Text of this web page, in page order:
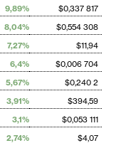
9,89%
$0,337 817
8,04%
$0,554 308
7,27%
$11,94
6,4%
$0,006 704
5,67%
$0,240 2
3,91%
$394,59
3,1%
$0,053 111
2,74%
$4,07